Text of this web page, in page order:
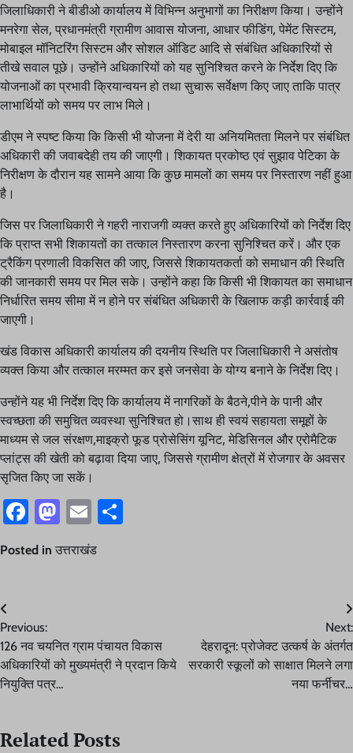
जिलाधिकारी ने बीडीओ कार्यालय में विभिन्न अनुभागों का निरीक्षण किया। उन्होंने
मनरेगा सेल, प्रधानमंत्री ग्रामीण आवास योजना, आधार फीडिंग, पेमेंट सिस्टम,
मोबाइल मॉनिटरिंग सिस्टम और सोशल ऑडिट आदि से संबंधित अधिकारियों से
तीखे सवाल पूछे। उन्होंने अधिकारियों को यह सुनिश्चित करने के निर्देश दिए कि
योजनाओं का प्रभावी क्रियान्वयन हो तथा सुचारू सर्वेक्षण किए जाए ताकि पात्र
लाभार्थियों को समय पर लाभ मिले।
डीएम ने स्पष्ट किया कि किसी भी योजना में देरी या अनियमितता मिलने पर संबंधित
अधिकारी की जवाबदेही तय की जाएगी। शिकायत प्रकोष्ठ एवं सुझाव पेटिका के
निरीक्षण के दौरान यह सामने आया कि कुछ मामलों का समय पर निस्तारण नहीं हुआ
है।
जिस पर जिलाधिकारी ने गहरी नाराजगी व्यक्त करते हुए अधिकारियों को निर्देश दिए
कि प्राप्त सभी शिकायतों का तत्काल निस्तारण करना सुनिश्चित करें। और एक
ट्रैकिंग प्रणाली विकसित की जाए, जिससे शिकायतकर्ता को समाधान की स्थिति
की जानकारी समय पर मिल सके। उन्होंने कहा कि किसी भी शिकायत का समाधान
निर्धारित समय सीमा में न होने पर संबंधित अधिकारी के खिलाफ कड़ी कार्रवाई की
जाएगी।
खंड विकास अधिकारी कार्यालय की दयनीय स्थिति पर जिलाधिकारी ने असंतोष
व्यक्त किया और तत्काल मरम्मत कर इसे जनसेवा के योग्य बनाने के निर्देश दिए।
उन्होंने यह भी निर्देश दिए कि कार्यालय में नागरिकों के बैठने,पीने के पानी और
स्वच्छता की समुचित व्यवस्था सुनिश्चित हो।साथ ही स्वयं सहायता समूहों के
माध्यम से जल संरक्षण,माइक्रो फूड प्रोसेसिंग यूनिट, मेडिसिनल और एरोमैटिक
प्लांट्स की खेती को बढ़ावा दिया जाए, जिससे ग्रामीण क्षेत्रों में रोजगार के अवसर
सृजित किए जा सकें।
Facebook
Mastodon
Email
Posted in उत्तराखंड
Post
navigation
Previous:
126 नव चयनित ग्राम पंचायत विकास
अधिकारियों को मुख्यमंत्री ने प्रदान किये
नियुक्ति पत्र…
Next:
देहरादून: प्रोजेक्ट उत्कर्ष के अंतर्गत
सरकारी स्कूलों को साक्षात मिलने लगा
नया फर्नीचर…
Related Posts